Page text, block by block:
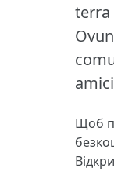
terra
Щоб